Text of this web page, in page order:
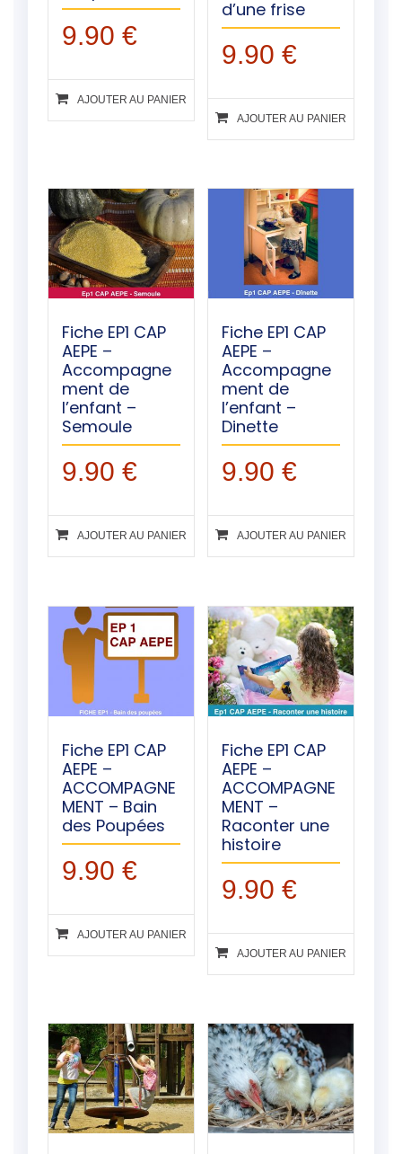
9.90 €
AJOUTER AU PANIER
d’une frise
9.90 €
AJOUTER AU PANIER
Fiche EP1 CAP
AEPE –
Accompagne
ment de
l’enfant –
Semoule
9.90 €
AJOUTER AU PANIER
Fiche EP1 CAP
AEPE –
Accompagne
ment de
l’enfant –
Dinette
9.90 €
AJOUTER AU PANIER
Fiche EP1 CAP
AEPE –
ACCOMPAGNE
MENT – Bain
des Poupées
9.90 €
AJOUTER AU PANIER
Fiche EP1 CAP
AEPE –
ACCOMPAGNE
MENT –
Raconter une
histoire
9.90 €
AJOUTER AU PANIER